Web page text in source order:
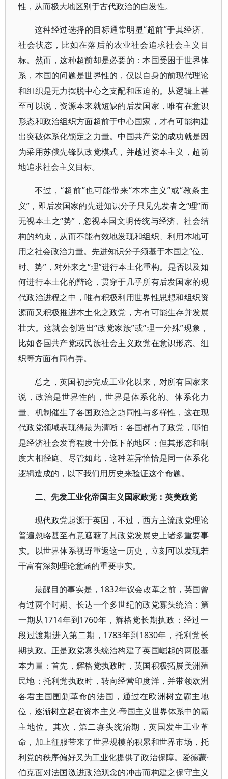
性，从而极大地区别于古代政治的自发性。
这种经过选择的目标通常明显“超前”于其经济、
社会状态，比如在落后的农业社会追求社会主义目
标。然而，这种超前却是必要的：本国受困于世界体
系，本国的问题是世界性的，仅以自身的前现代理论
和组织是无力摆脱中心之支配和压迫的。从逻辑上甚
至可以说，资源本来就短缺的后发国家，唯有在意识
形态和政治组织方面超前于中心国家，才有可能构建
出突破体系化锁定之力量。中国共产党的成功就是因
为采用苏俄先锋队政党模式，并越过资本主义，超前
地追求社会主义目标。
不过，“超前”也可能带来“本本主义”或“教条主
义”，即后发国家的先进知识分子只见先发者之“理”而
无视本土之“势”，忽视本国文明传统与经济、社会结
构的约束，从而不能有效地发现和组织、利用本地可
用之社会政治力量。先进知识分子须基于本国之“位、
时、势”，对外来之“理”进行本土化重构。是否以及如
何进行本土化的辩论，贯穿于几乎所有后发国家的现
代政治进程之中，唯有积极利用世界性思想和组织资
源而又积极推进本土化之政党，方有可能生存并发展
壮大。这就会创造出“政党家族”或“理一分殊”现象，
比如各国共产党或民族社会主义政党在意识形态、组
织等方面有同有异。
总之，英国初步完成工业化以来，对所有国家来
说，政治是世界性的，世界是体系化的。体系化力
量、机制催生了各国政治之趋同性与多样性，这在现
代政党领域表现得最为清晰：各国都有了政党，哪怕
是经济社会发育程度十分低下的地区；但其形态和制
度大相径庭。尽管如此，这种差异恰恰是同一体系化
逻辑造成的，以下我们用历史来验证这个命题。
二、先发工业化帝国主义国家政党：英美政党
现代政党起源于英国，不过，西方主流政党理论
普遍忽略甚至有意遮蔽了其政党发展史上诸多重要事
实。以世界体系视野重返这一历史，立刻可以发现若
干富有深刻理论意涵的重要事实。
最醒目的事实是，1832年议会改革之前，英国曾
有过两个时期、长达一个多世纪的政党寡头统治：第
一期从1714年到1760年，辉格党长期执政；经过一
段过渡期进入第二期，1783年到1830年，托利党长
期执政。正是政党寡头统治构建了英国崛起的两股基
本力量：首先，辉格党执政时，英国积极拓展美洲殖
民地；托利党执政时，转向经营印度洋，并带领欧洲
各君主国围剿革命的法国，通过在欧洲树立霸主地
位，逐渐树立起在资本主义-帝国主义世界体系中的霸
主地位。其次，第二寡头统治期，英国发生工业革
命，加上征服带来了世界规模的积累和世界市场，托
利党的秩序偏好又为工业化提供了政治保障。爱德蒙·
伯克面对法国激进政治观念的冲击而构建之保守主义